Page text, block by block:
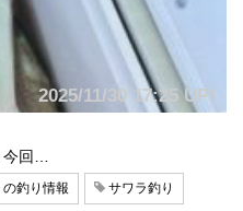
2025/11/30 17:25 UP!
回…
釣り情報 サワラ釣り